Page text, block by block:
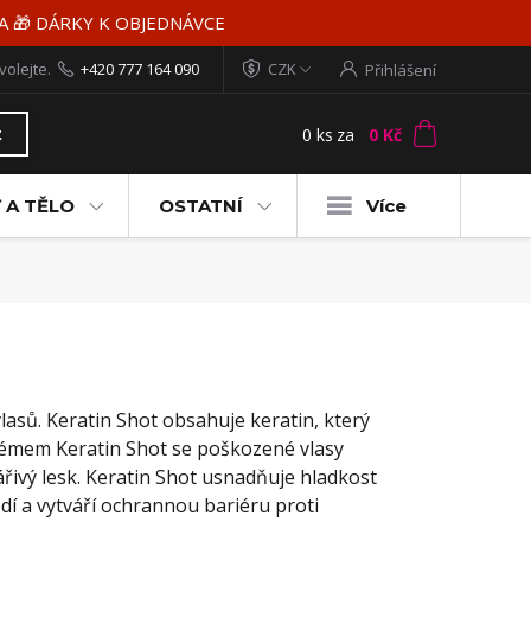
DÁRKY K OBJEDNÁVCE
CZK Přihlášení
+420 777 164 090
0 ks za 0 Kč
A TĚLO OSTATNÍ Více
Keratin Shot obsahuje keratin, který
Keratin Shot se poškozené vlasy
lesk. Keratin Shot usnadňuje hladkost
a vytváří ochrannou bariéru proti